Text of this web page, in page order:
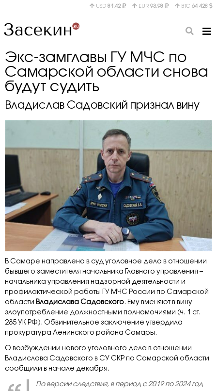
USD 81.42 EUR 93.98 BTC 64 428
Экс-замглавы ГУ МЧС по
Самарской области снова
будут судить
Владислав Садовский признал вину
В Самаре направлено в суд уголовное дело в отношении
бывшего заместителя начальника Главного управления –
начальника управления надзорной деятельности и
профилактической работы ГУ МЧС России по Самарской
области Владислава Садовского. Ему вменяют в вину
злоупотребление должностными полномочиями (ч. 1 ст.
285 УК РФ). Обвинительное заключение утвердила
прокуратура Ленинского района Самары.
О возбуждении нового уголовного дела в отношении
Владислава Садовского в СУ СКР по Самарской области
сообщили в начале декабря.
По версии следствия, в период с 2019 по 2024 год